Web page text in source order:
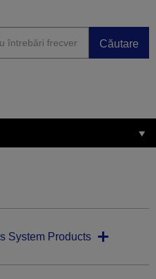
Căutare
System Products